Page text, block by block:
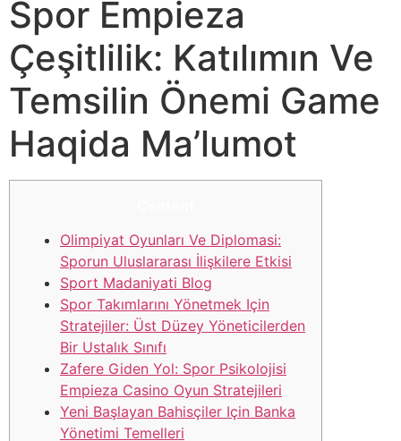
Spor Empieza
Çeşitlilik: Katılımın Ve
Temsilin Önemi Game
Haqida Ma’lumot
Olimpiyat Oyunları Ve Diplomasi:
Sporun Uluslararası İlişkilere Etkisi
Sport Madaniyati Blog
Spor Takımlarını Yönetmek Için
Stratejiler: Üst Düzey Yöneticilerden
Bir Ustalık Sınıfı
Zafere Giden Yol: Spor Psikolojisi
Empieza Casino Oyun Stratejileri
Yeni Başlayan Bahisçiler Için Banka
Yönetimi Temelleri